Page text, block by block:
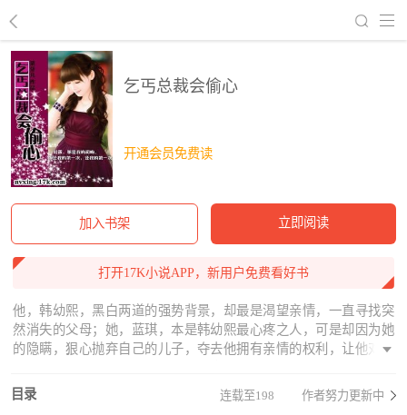
乞丐总裁会偷心
开通会员免费读
加入书架 立即阅读
打开17K小说APP，新用户免费看好书
他，韩幼熙，黑白两道的强势背景，却最是渴望亲情，一直寻找突
然消失的父母；她，蓝琪，本是韩幼熙最心疼之人，可是却因为她
的隐瞒，狠心抛弃自己的儿子，夺去他拥有亲情的权利，让他对她
对蓝家的事业下手，可是他却突然改变主意，把她留在了自己身
边，让她签了‘卖身契’，但是永远不能与儿子相认……一个儿子，两
目录 连载至198 作者努力更新中